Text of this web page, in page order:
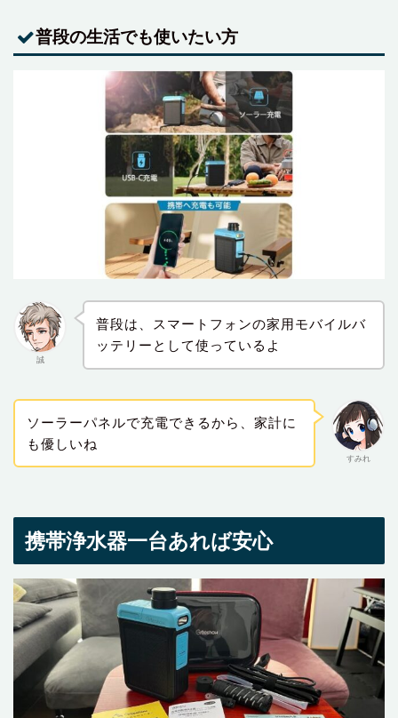
普段の生活でも使いたい方
誠
普段は、スマートフォンの家用モバイルバ
ッテリーとして使っているよ
すみれ
ソーラーパネルで充電できるから、家計に
も優しいね
携帯浄水器一台あれば安心